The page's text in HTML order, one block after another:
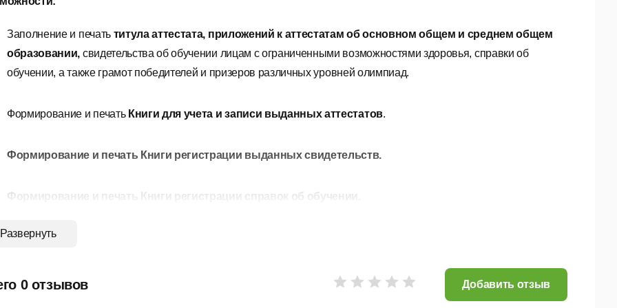
Заполнение и печать титула аттестата, приложений к аттестатам об основном общем и среднем общем
образовании, свидетельства об обучении лицам с ограниченными возможностями здоровья, справки об
обучении, а также грамот победителей и призеров различных уровней олимпиад.
Формирование и печать Книги для учета и записи выданных аттестатов.
Формирование и печать Книги регистрации выданных свидетельств.
Формирование и печать Книги регистрации справок об обучении.
Ввод и импорт
Ввод учебного плана (перечня предметов) в нужном порядке, копирование.
Развернуть
0 отзывов Добавить отзыв